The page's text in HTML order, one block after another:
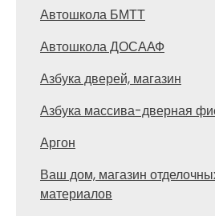
Автошкола БМТТ
Автошкола ДОСААФ
Азбука дверей, магазин
Азбука массива-дверная
Аргон
Ваш дом, магазин
материалов